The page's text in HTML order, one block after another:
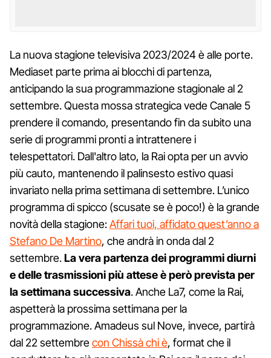
La nuova stagione televisiva 2023/2024 è alle porte.
Mediaset parte prima ai blocchi di partenza,
anticipando la sua programmazione stagionale al 2
settembre. Questa mossa strategica vede Canale 5
prendere il comando, presentando fin da subito una
serie di programmi pronti a intrattenere i
telespettatori. Dall'altro lato, la Rai opta per un avvio
più cauto, mantenendo il palinsesto estivo quasi
invariato nella prima settimana di settembre. L’unico
programma di spicco (scusate se è poco!) è la grande
novità della stagione:Affari tuoi, affidato quest’anno a
Stefano De Martino, che andrà in onda dal 2
settembre.La vera partenza dei programmi diurni
e delle trasmissioni più attese è però prevista per
la settimana successiva. Anche La7, come la Rai,
aspetterà la prossima settimana per la
programmazione. Amadeus sul Nove, invece, partirà
dal 22 settembrecon Chissà chi è, format che il